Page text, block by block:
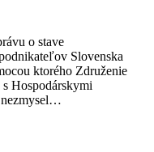
o stave
Slovenska
ktorého Združenie
Hospodárskymi